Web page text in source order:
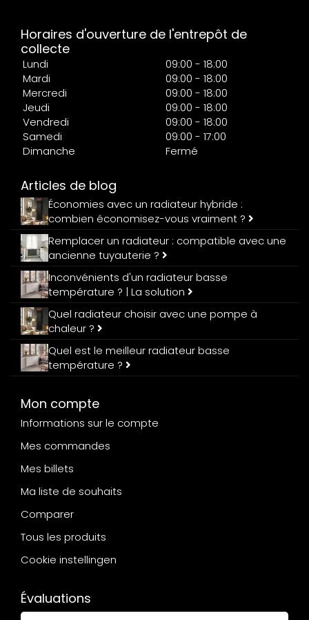
Horaires d'ouverture de l'entrepôt de
collecte
Lundi
09:00 - 18:00
Mardi
09:00 - 18:00
Mercredi
09:00 - 18:00
Jeudi
09:00 - 18:00
Vendredi
09:00 - 18:00
Samedi
09:00 - 17:00
Dimanche
Fermé
Articles de blog
Économies avec un radiateur hybride :
combien économisez-vous vraiment ?
Remplacer un radiateur : compatible avec une
ancienne tuyauterie ?
Inconvénients d'un radiateur basse
température ? | La solution
Quel radiateur choisir avec une pompe à
chaleur ?
Quel est le meilleur radiateur basse
température ?
Mon compte
Informations sur le compte
Mes commandes
Mes billets
Ma liste de souhaits
Comparer
Tous les produits
Cookie instellingen
Évaluations